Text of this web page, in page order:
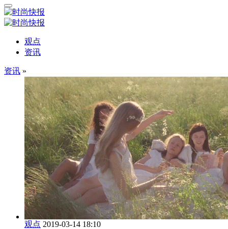
观点
资讯
资讯 »
观点 2019-03-14 18:10